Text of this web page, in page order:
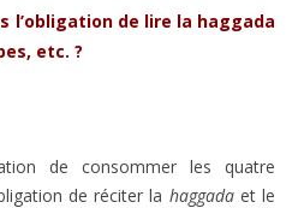
l’obligation de lire la haggada
etc. ?
de consommer les quatre
de réciter la haggadaet le